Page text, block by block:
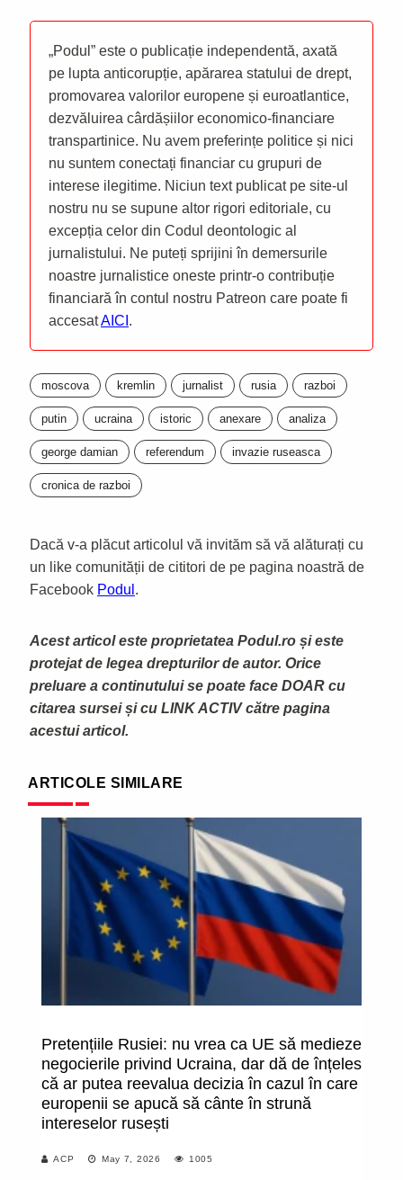
„Podul” este o publicație independentă, axată
pe lupta anticorupție, apărarea statului de drept,
promovarea valorilor europene și euroatlantice,
dezvăluirea cârdășiilor economico-financiare
transpartinice. Nu avem preferințe politice și nici
nu suntem conectați financiar cu grupuri de
interese ilegitime. Niciun text publicat pe site-ul
nostru nu se supune altor rigori editoriale, cu
excepția celor din Codul deontologic al
jurnalistului. Ne puteți sprijini în demersurile
noastre jurnalistice oneste printr-o contribuție
financiară în contul nostru Patreon care poate fi
accesatAICI .
moscova kremlin jurnalist rusia razboi
putin ucraina istoric anexare analiza
george damian referendum invazie ruseasca
cronica de razboi
Dacă v-a plăcut articolul vă invităm să vă alăturați cu
un like comunității de cititori de pe pagina noastră de
Facebook Podul .
Acest articol este proprietatea Podul.ro și este
protejat de legea drepturilor de autor. Orice
preluare a continutului se poate face DOAR cu
citarea sursei și cu LINK ACTIV către pagina
acestui articol.
ARTICOLE SIMILARE
Pretențiile Rusiei: nu vrea ca UE să medieze
negocierile privind Ucraina, dar dă de înțeles
că ar putea reevalua decizia în cazul în care
europenii se apucă să cânte în strună
intereselor rusești
ACP May 7, 2026 1005